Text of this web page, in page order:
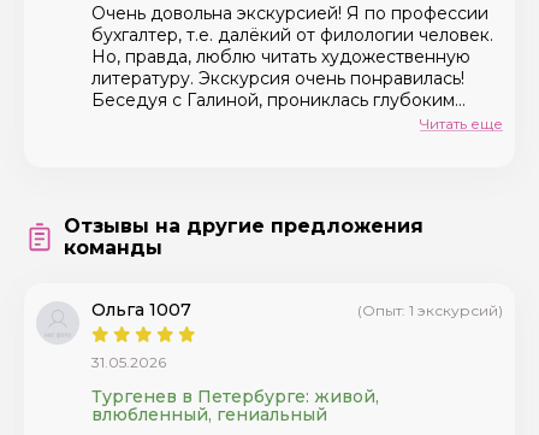
Очень довольна экскурсией! Я по профессии
бухгалтер, т.е. далёкий от филологии человек.
Но, правда, люблю читать художественную
литературу. Экскурсия очень понравилась!
Беседуя с Галиной, прониклась глубоким
уважением к И.С. Тургеневу. И, как говорит
Тургенева великолепен! После экскурсии
зашла в "Книжную лавку" и купила Вешние
Читать еще
Отзывы на другие предложения
команды
Ольга 1007 (Опыт: 1 экскурсий)
31.05.2026
Тургенев в Петербурге: живой,
влюбленный, гениальный